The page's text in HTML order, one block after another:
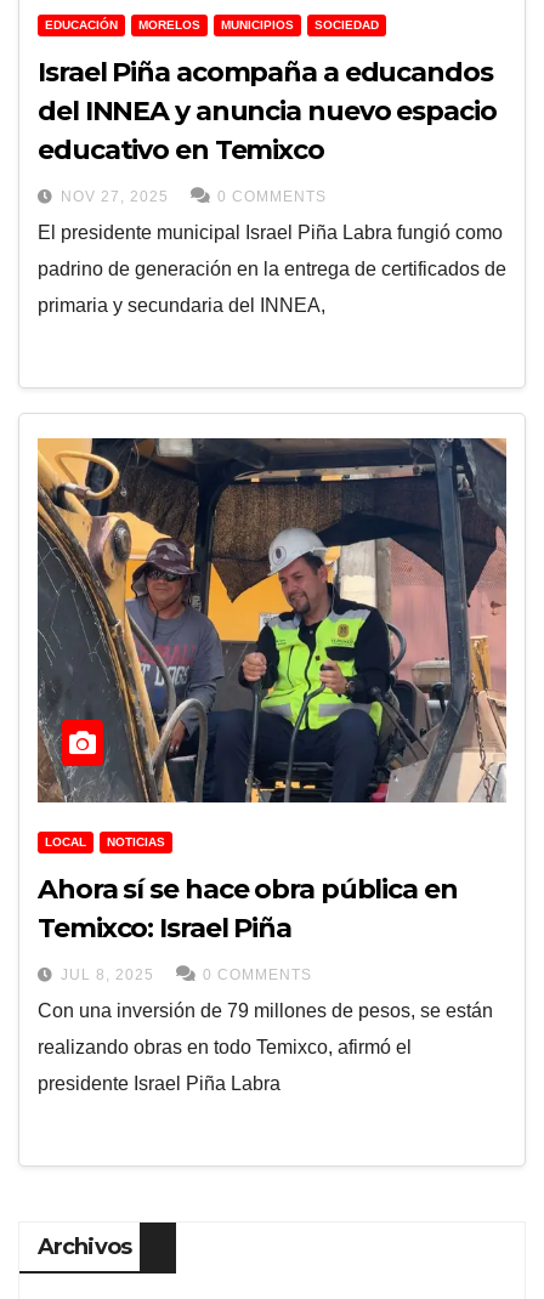
EDUCACIÓN MORELOS MUNICIPIOS SOCIEDAD
Israel Piña acompaña a educandos
del INNEA y anuncia nuevo espacio
educativo en Temixco
NOV 27, 2025 0 COMMENTS
El presidente municipal Israel Piña Labra fungió como
padrino de generación en la entrega de certificados de
primaria y secundaria del INNEA,
LOCAL NOTICIAS
Ahora sí se hace obra pública en
Temixco: Israel Piña
JUL 8, 2025 0 COMMENTS
Con una inversión de 79 millones de pesos, se están
realizando obras en todo Temixco, afirmó el
presidente Israel Piña Labra
Archivos